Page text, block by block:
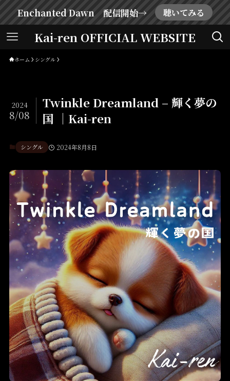
Enchanted Dawn 配信開始→ 聴いてみる
Kai-ren OFFICIAL WEBSITE
ホーム シングル
Twinkle Dreamland – 輝く夢の
国 │Kai-ren
2024
8/08
シングル 2024年8月8日